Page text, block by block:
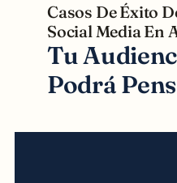
Casos De Éxito
Social Media En
Tu
Podrá